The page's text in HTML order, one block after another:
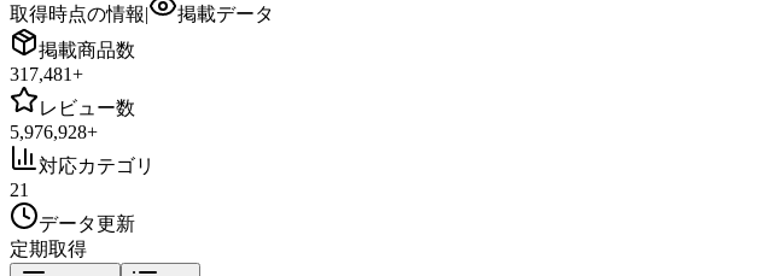
取得時点の情報|
掲載データ
掲載商品数
317,481+
レビュー数
5,976,928+
対応カテゴリ
21
データ更新
定期取得